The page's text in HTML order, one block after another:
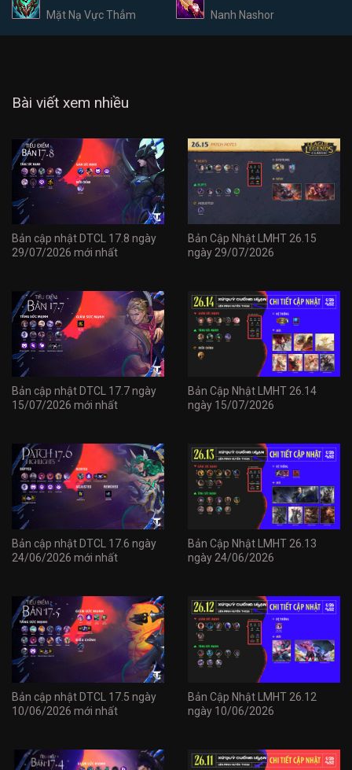
Mặt Nạ Vực Thẳm Nanh Nashor
Bài viết xem nhiều
Bản cập nhật DTCL 17.8 ngày
29/07/2026 mới nhất
Bản Cập Nhật LMHT 26.15
ngày 29/07/2026
Bản cập nhật DTCL 17.7 ngày
15/07/2026 mới nhất
Bản Cập Nhật LMHT 26.14
ngày 15/07/2026
Bản cập nhật DTCL 17.6 ngày
24/06/2026 mới nhất
Bản Cập Nhật LMHT 26.13
ngày 24/06/2026
Bản cập nhật DTCL 17.5 ngày
10/06/2026 mới nhất
Bản Cập Nhật LMHT 26.12
ngày 10/06/2026